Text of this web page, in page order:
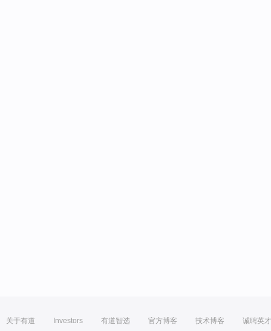
关于有道 Investors 有道智选 官方博客 技术博客 诚聘英才